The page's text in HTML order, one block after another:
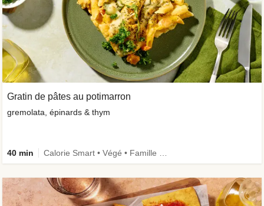
Gratin de pâtes au potimarron
gremolata, épinards & thym
40 min